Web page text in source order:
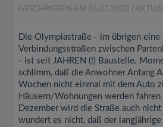
GESCHRIEBEN AM 26.07.2020 |
Die Olympiastraße - im übrigen
Verbindungsstraßen zwischen
- ist seit JAHREN (!) Baustelle.
schlimm, daß die Anwohner Anfang
Wochen nicht einmal mit dem Auto
Häusern/Wohnungen werden
Dezember wird die Straße auch
wundert es nicht, daß der